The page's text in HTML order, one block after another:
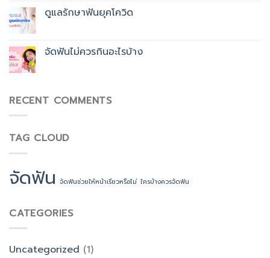
ลม
สกา
ต้อง
แพทย์
ฟัน
ดูแลรักษาฟันยุคโควิด
​จัดฟันไม่ควรกินอะไรบ้าง
RECENT COMMENTS
TAG CLOUD
จัดฟัน จัดฟันช่วยให้หน้าเรียวหรือไม่ ใครบ้างควรจัดฟัน
CATEGORIES
Uncategorized (1)